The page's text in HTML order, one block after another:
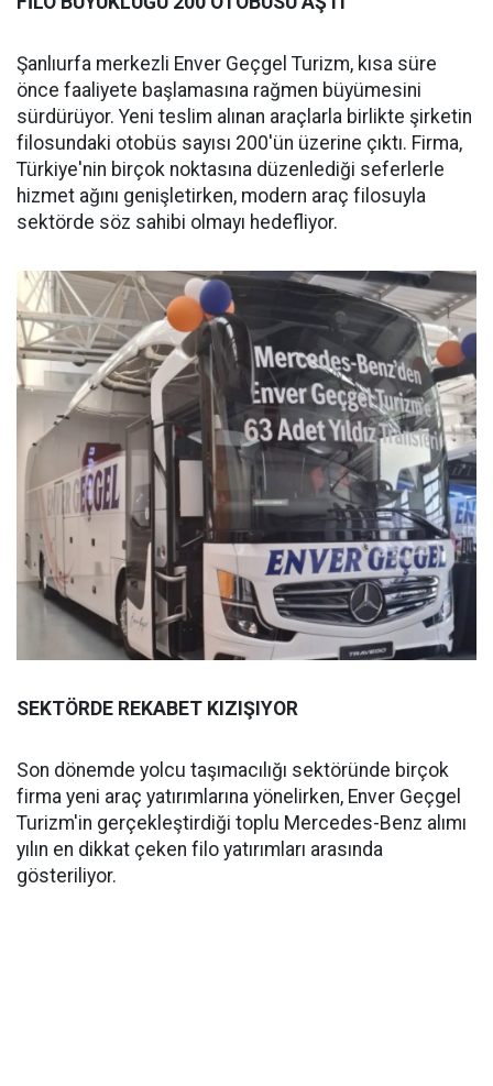
Şanlıurfa merkezli Enver Geçgel Turizm, kısa süre
önce faaliyete başlamasına rağmen büyümesini
sürdürüyor. Yeni teslim alınan araçlarla birlikte şirketin
filosundaki otobüs sayısı 200'ün üzerine çıktı. Firma,
Türkiye'nin birçok noktasına düzenlediği seferlerle
hizmet ağını genişletirken, modern araç filosuyla
sektörde söz sahibi olmayı hedefliyor.
SEKTÖRDE REKABET KIZIŞIYOR
Son dönemde yolcu taşımacılığı sektöründe birçok
firma yeni araç yatırımlarına yönelirken, Enver Geçgel
Turizm'in gerçekleştirdiği toplu Mercedes-Benz alımı
yılın en dikkat çeken filo yatırımları arasında
gösteriliyor.